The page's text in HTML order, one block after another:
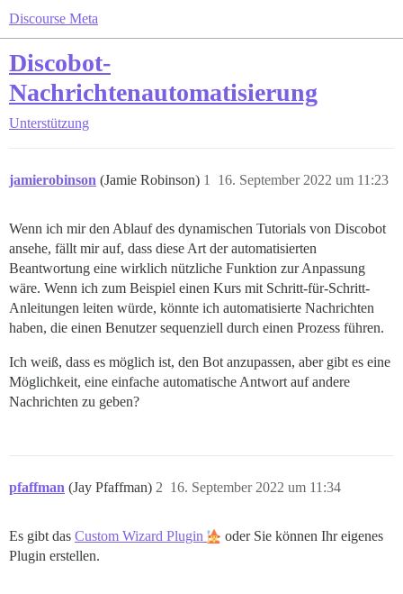
Discourse Meta
Discobot-
Nachrichtenautomatisierung
Unterstützung
jamierobinson (Jamie Robinson) 16. September 2022 um 11:23
1
Wenn ich mir den Ablauf des dynamischen Tutorials von Discobot
ansehe, fällt mir auf, dass diese Art der automatisierten
Beantwortung eine wirklich nützliche Funktion zur Anpassung
wäre. Wenn ich zum Beispiel einen Kurs mit Schritt-für-Schritt-
Anleitungen leiten würde, könnte ich automatisierte Nachrichten
haben, die einen Benutzer sequenziell durch einen Prozess führen.
Ich weiß, dass es möglich ist, den Bot anzupassen, aber gibt es eine
Möglichkeit, eine einfache automatische Antwort auf andere
Nachrichten zu geben?
pfaffman (Jay Pfaffman) 16. September 2022 um 11:34
2
Es gibt das Custom Wizard Plugin
oder Sie können Ihr eigenes
Plugin erstellen.